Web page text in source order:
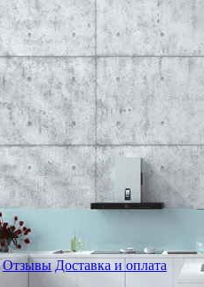
Отзывы Доставка и оплата